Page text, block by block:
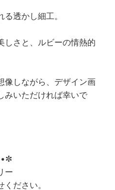
透かし細工。
しさと、ルビーの情熱的
像しながら、デザイン画
みいただければ幸いで
ー
ださい。